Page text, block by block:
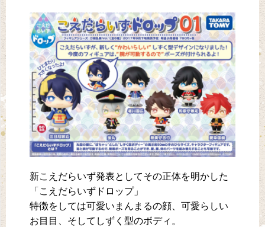
新こえだらいず発表としてその正体を明かした
「こえだらいずドロップ」
特徴をしては可愛いまんまるの顔、可愛らしい
お目目、そしてしずく型のボディ。